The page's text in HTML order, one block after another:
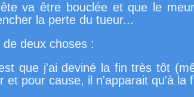
va être bouclée et que le
la perte du tueur...
deux choses :
que j'ai deviné la fin très tôt
et pour cause, il n'apparait qu'à la